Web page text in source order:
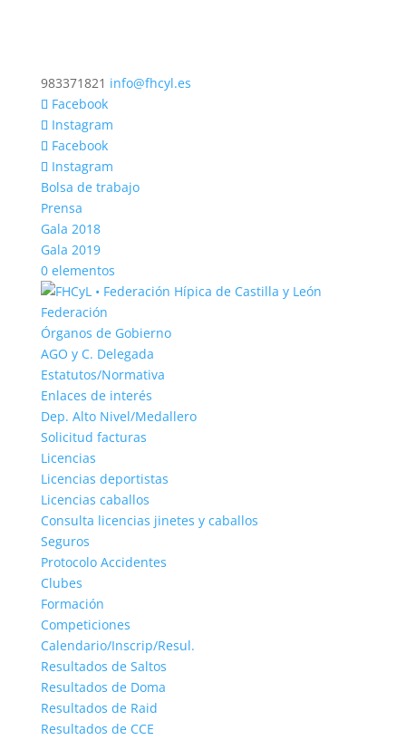
983371821 info@fhcyl.es
Facebook
Instagram
Facebook
Instagram
Bolsa de trabajo
Prensa
Gala 2018
Gala 2019
0 elementos
Federación
Órganos de Gobierno
AGO y C. Delegada
Estatutos/Normativa
Enlaces de interés
Dep. Alto Nivel/Medallero
Solicitud facturas
Licencias
Licencias deportistas
Licencias caballos
Consulta licencias jinetes y caballos
Seguros
Protocolo Accidentes
Clubes
Formación
Competiciones
Calendario/Inscrip/Resul.
Resultados de Saltos
Resultados de Doma
Resultados de Raid
Resultados de CCE